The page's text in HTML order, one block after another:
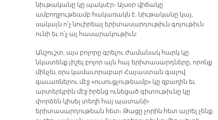
նիւթականը կը պակսէր։ Այսօր վիճակը
ամբողջութեամբ հակառակն է. նիւթականը կայ,
սակայն ո՛չ նուիրեալ երիտասարդութիւն գոյութիւն
ունի եւ ո՛չ ալ հասարակութիւն:
Անշուշտ, այս բոլորը գրելու ժամանակ հարկ կը
նկատենք յիշել բոլոր այն հայ երիտասարդները, որոնք
մինչեւ օրս կամաւորաբար Հայաստան գալով
գաւառներու մէջ «ուսուցչութեամբ» կը զբաղին եւ
արտերկրին մէջ իրենց ունեցած գիտութիւնը կը
փորձեն կիսել տեղի հայ պատանի-
երիտասարդութեան հետ։ Թացը չորին հետ այրել չենք